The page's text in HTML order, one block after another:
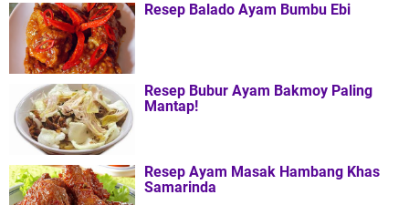
Resep Balado Ayam Bumbu Ebi
Resep Bubur Ayam Bakmoy Paling
Mantap!
Resep Ayam Masak Hambang Khas
Samarinda